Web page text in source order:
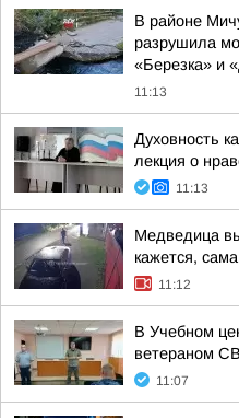
В районе
разрушила
«Березка» и
11:13
Духовность
лекция о
11:13
Медведица
кажется,
11:12
В Учебном
ветераном
11:07